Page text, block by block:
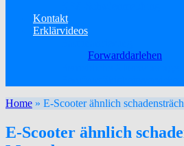
Kontakt
Erklärvideos
Forwarddarlehen
Home » E-Scooter ähnlich
E-Scooter ähnlich